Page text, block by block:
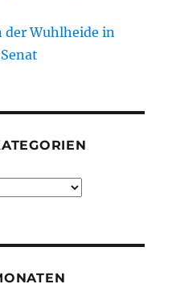
der Wuhlheide in